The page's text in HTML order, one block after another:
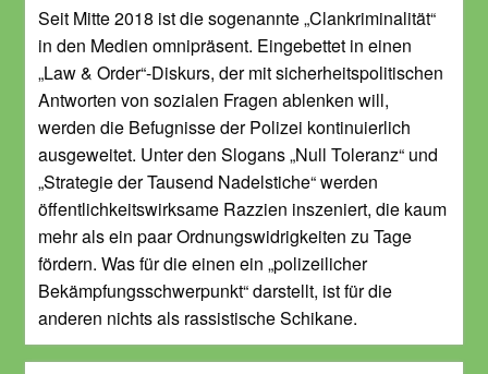
Seit Mitte 2018 ist die sogenannte „Clankriminalität“
in den Medien omnipräsent. Eingebettet in einen
„Law & Order“-Diskurs, der mit sicherheitspolitischen
Antworten von sozialen Fragen ablenken will,
werden die Befugnisse der Polizei kontinuierlich
ausgeweitet. Unter den Slogans „Null Toleranz“ und
„Strategie der Tausend Nadelstiche“ werden
öffentlichkeitswirksame Razzien inszeniert, die kaum
mehr als ein paar Ordnungswidrigkeiten zu Tage
fördern. Was für die einen ein „polizeilicher
Bekämpfungsschwerpunkt“ darstellt, ist für die
anderen nichts als rassistische Schikane.